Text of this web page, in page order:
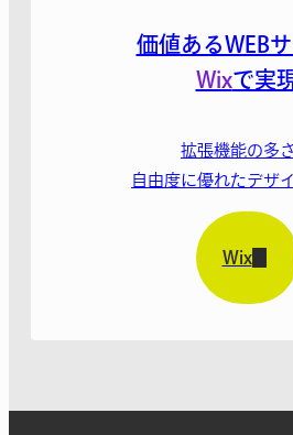
価値あるWEB
Wixで実
拡張機能の多
自由度に優れたデザ
Wix